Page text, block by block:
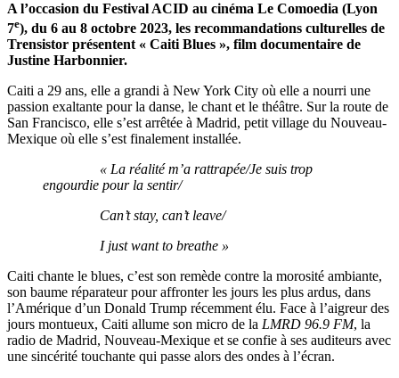
A l’occasion du Festival ACID au cinéma Le Comoedia (Lyon
7e), du 6 au 8 octobre 2023, les recommandations culturelles de
Trensistor présentent « Caiti Blues », film documentaire de
Justine Harbonnier.
Caiti a 29 ans, elle a grandi à New York City où elle a nourri une
passion exaltante pour la danse, le chant et le théâtre. Sur la route de
San Francisco, elle s’est arrêtée à Madrid, petit village du Nouveau-
Mexique où elle s’est finalement installée.
« La réalité m’a rattrapée/Je suis trop
engourdie pour la sentir/
Can’t stay, can’t leave/
I just want to breathe »
Caiti chante le blues, c’est son remède contre la morosité ambiante,
son baume réparateur pour affronter les jours les plus ardus, dans
l’Amérique d’un Donald Trump récemment élu. Face à l’aigreur des
jours montueux, Caiti allume son micro de la LMRD 96.9 FM, la
radio de Madrid, Nouveau-Mexique et se confie à ses auditeurs avec
une sincérité touchante qui passe alors des ondes à l’écran.